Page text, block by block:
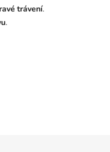
trávení.
.